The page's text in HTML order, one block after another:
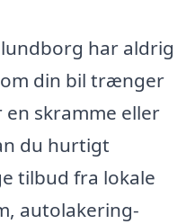
har aldrig
din bil trænger
skramme eller
du hurtigt
tilbud fra lokale
autolakering-